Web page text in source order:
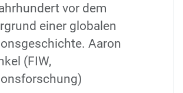
vor dem
einer globalen
Aaron
(FIW,